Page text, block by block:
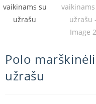
Polo
užrašu